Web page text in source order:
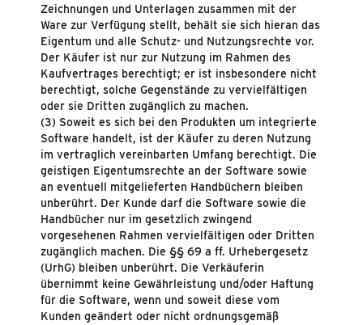
Zeichnungen und Unterlagen zusammen mit der
Ware zur Verfügung stellt, behält sie sich hieran das
Eigentum und alle Schutz- und Nutzungsrechte vor.
Der Käufer ist nur zur Nutzung im Rahmen des
Kaufvertrages berechtigt; er ist insbesondere nicht
berechtigt, solche Gegenstände zu vervielfältigen
oder sie Dritten zugänglich zu machen.
(3) Soweit es sich bei den Produkten um integrierte
Software handelt, ist der Käufer zu deren Nutzung
im vertraglich vereinbarten Umfang berechtigt. Die
geistigen Eigentumsrechte an der Software sowie
an eventuell mitgelieferten Handbüchern bleiben
unberührt. Der Kunde darf die Software sowie die
Handbücher nur im gesetzlich zwingend
vorgesehenen Rahmen vervielfältigen oder Dritten
zugänglich machen. Die §§ 69 a ff. Urhebergesetz
(UrhG) bleiben unberührt. Die Verkäuferin
übernimmt keine Gewährleistung und/oder Haftung
für die Software, wenn und soweit diese vom
Kunden geändert oder nicht ordnungsgemäß